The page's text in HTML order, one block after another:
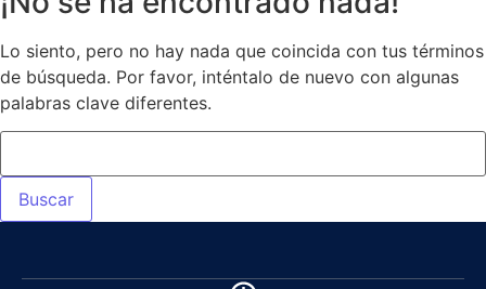
Lo siento, pero no hay nada que coincida con tus términos
de búsqueda. Por favor, inténtalo de nuevo con algunas
palabras clave diferentes.